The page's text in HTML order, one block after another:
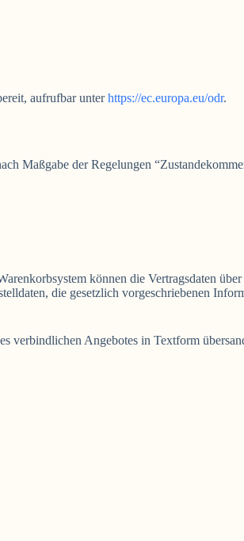
aufrufbar unterhttps://ec.europa.eu/odr.
Maßgabe der Regelungen
können die Vertragsdaten
die gesetzlich vorgeschriebenen
verbindlichen Angebotes in Textform